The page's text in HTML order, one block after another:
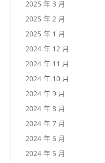
2025 年 3 月
2025 年 2 月
2025 年 1 月
2024 年 12 月
2024 年 11 月
2024 年 10 月
2024 年 9 月
2024 年 8 月
2024 年 7 月
2024 年 6 月
2024 年 5 月